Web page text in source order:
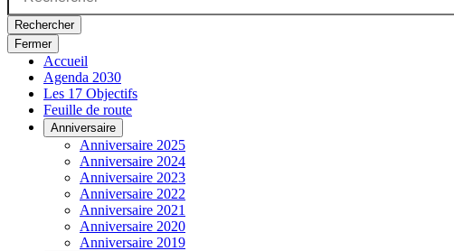
Rechercher
Fermer
Accueil
Agenda 2030
Les 17 Objectifs
Feuille de route
Anniversaire
Anniversaire 2025
Anniversaire 2024
Anniversaire 2023
Anniversaire 2022
Anniversaire 2021
Anniversaire 2020
Anniversaire 2019